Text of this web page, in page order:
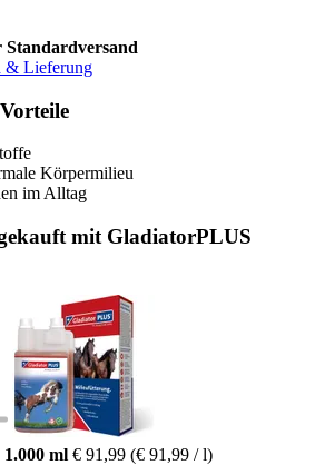
Standardversand
& Lieferung
Körpermilieu
im Alltag
mit GladiatorPLUS
ml € 91,99 (€ 91,99 / l)